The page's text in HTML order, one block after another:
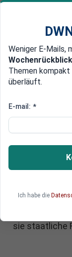
Newsticker
Edelmetalle
Wegen staatlicher
Preis-
kaufen
weg
Die
mehr für die
sie staatliche
Weniger E-Mails,
Wochenrückblick
Themen
überläuft.
E-mail: *
Ich habe die